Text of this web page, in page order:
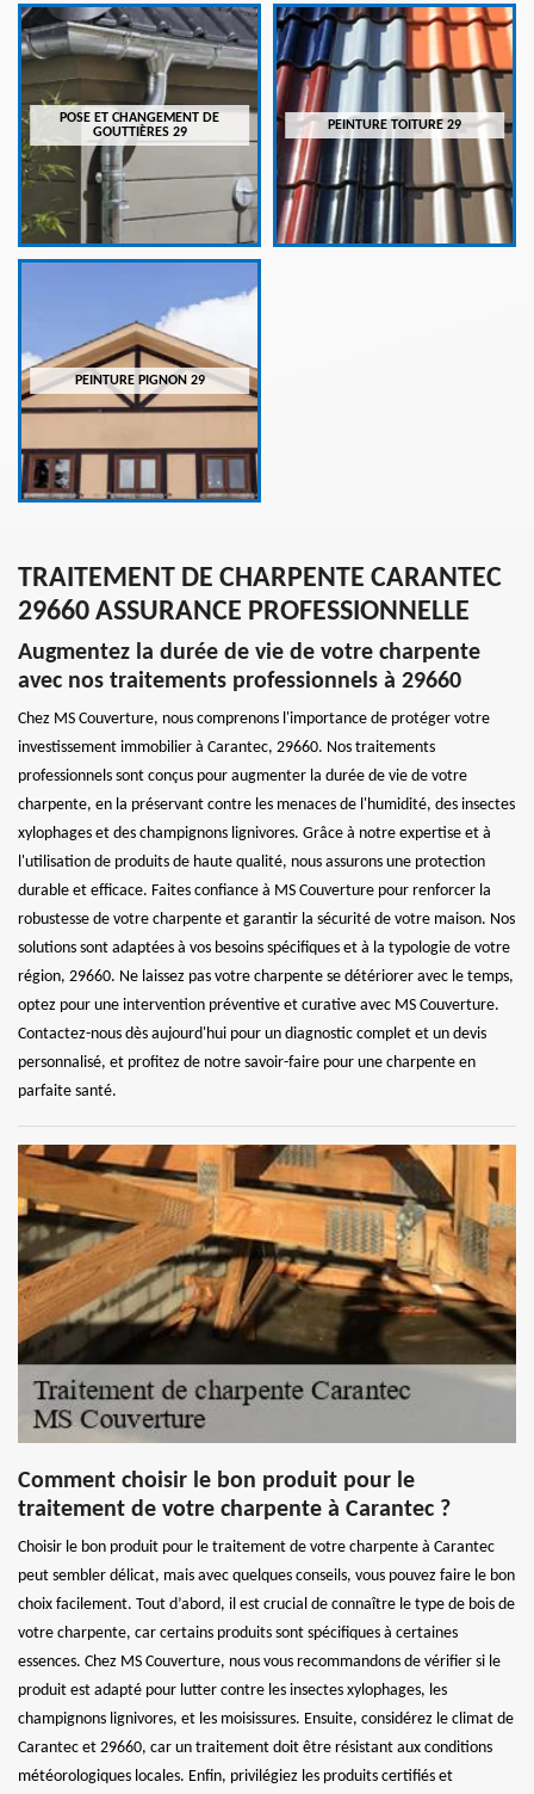
POSE ET CHANGEMENT DE
GOUTTIÈRES 29
PEINTURE TOITURE 29
PEINTURE PIGNON 29
TRAITEMENT DE CHARPENTE CARANTEC
29660 ASSURANCE PROFESSIONNELLE
Augmentez la durée de vie de votre charpente
avec nos traitements professionnels à 29660
Chez MS Couverture, nous comprenons l'importance de protéger votre
investissement immobilier à Carantec, 29660. Nos traitements
professionnels sont conçus pour augmenter la durée de vie de votre
charpente, en la préservant contre les menaces de l'humidité, des insectes
xylophages et des champignons lignivores. Grâce à notre expertise et à
l'utilisation de produits de haute qualité, nous assurons une protection
durable et efficace. Faites confiance à MS Couverture pour renforcer la
robustesse de votre charpente et garantir la sécurité de votre maison. Nos
solutions sont adaptées à vos besoins spécifiques et à la typologie de votre
région, 29660. Ne laissez pas votre charpente se détériorer avec le temps,
optez pour une intervention préventive et curative avec MS Couverture.
Contactez-nous dès aujourd'hui pour un diagnostic complet et un devis
personnalisé, et profitez de notre savoir-faire pour une charpente en
parfaite santé.
Comment choisir le bon produit pour le
traitement de votre charpente à Carantec ?
Choisir le bon produit pour le traitement de votre charpente à Carantec
peut sembler délicat, mais avec quelques conseils, vous pouvez faire le bon
choix facilement. Tout d’abord, il est crucial de connaître le type de bois de
votre charpente, car certains produits sont spécifiques à certaines
essences. Chez MS Couverture, nous vous recommandons de vérifier si le
produit est adapté pour lutter contre les insectes xylophages, les
champignons lignivores, et les moisissures. Ensuite, considérez le climat de
Carantec et 29660, car un traitement doit être résistant aux conditions
météorologiques locales. Enfin, privilégiez les produits certifiés et